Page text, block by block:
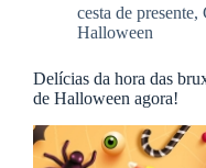
cesta de presente,
Halloween
Delícias da hora das
de Halloween agora!